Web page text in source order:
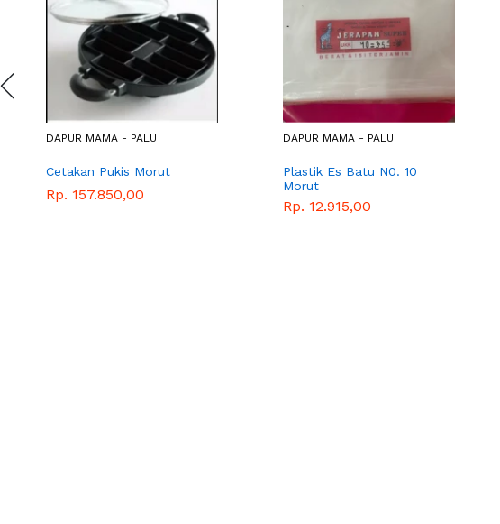
DAPUR MAMA - PALU
Cetakan Pukis Morut
Rp. 157.850,00
DAPUR MAMA - PALU
Plastik Es Batu N0. 10
Morut
Rp. 12.915,00